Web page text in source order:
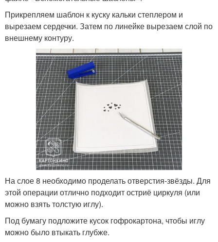
Прикрепляем шаблон к куску кальки степлером и
вырезаем сердечки. Затем по линейке вырезаем слой по
внешнему контуру.
На слое 8 необходимо проделать отверстия-звёзды. Для
этой операции отлично подходит остриё циркуля (или
можно взять толстую иглу).
Под бумагу подложите кусок гофрокартона, чтобы иглу
можно было втыкать глубже.